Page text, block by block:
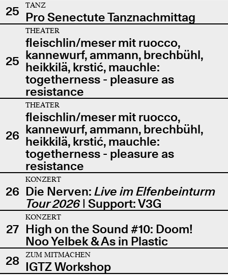
25
TANZ
Pro Senectute Tanznachmittag
25
THEATER
fleischlin/meser mit ruocco,
kannewurf, ammann, brechbühl,
heikkilä, krstić, mauchle:
togetherness - pleasure as
resistance
26
THEATER
fleischlin/meser mit ruocco,
kannewurf, ammann, brechbühl,
heikkilä, krstić, mauchle:
togetherness - pleasure as
resistance
26
KONZERT
Die Nerven: Live im Elfenbeinturm
Tour 2026| Support: V3G
27
KONZERT
High on the Sound #10: Doom!
Noo Yelbek & As in Plastic
28
ZUM MITMACHEN
IGTZ Workshop